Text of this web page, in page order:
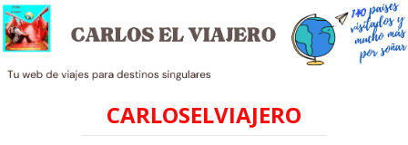
CARLOSELVIAJERO